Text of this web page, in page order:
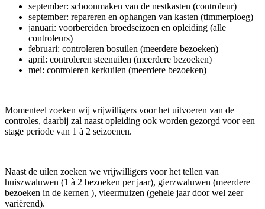
september: schoonmaken van de nestkasten (controleur)
september: repareren en ophangen van kasten (timmerploeg)
januari: voorbereiden broedseizoen en opleiding (alle
controleurs)
februari: controleren bosuilen (meerdere bezoeken)
april: controleren steenuilen (meerdere bezoeken)
mei: controleren kerkuilen (meerdere bezoeken)
Momenteel zoeken wij vrijwilligers voor het uitvoeren van de
controles, daarbij zal naast opleiding ook worden gezorgd voor een
stage periode van 1 à 2 seizoenen.
Naast de uilen zoeken we vrijwilligers voor het tellen van
huiszwaluwen (1 à 2 bezoeken per jaar), gierzwaluwen (meerdere
bezoeken in de kernen ), vleermuizen (gehele jaar door wel zeer
variërend).